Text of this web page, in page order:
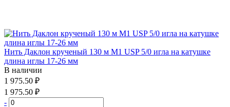
Нить Даклон крученый 130 м М1 USP 5/0 игла на катушке
длина иглы 17-26 мм
В наличии
1 975.50 ₽
1 975.50 ₽
-